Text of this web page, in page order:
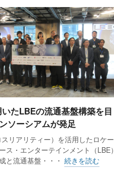
たLBEの流通基盤構築を目
ソーシアムが発足
リアリティー）を活用したロケー
ス・エンターテインメント（LBE）
と流通基盤・・・続きを読む